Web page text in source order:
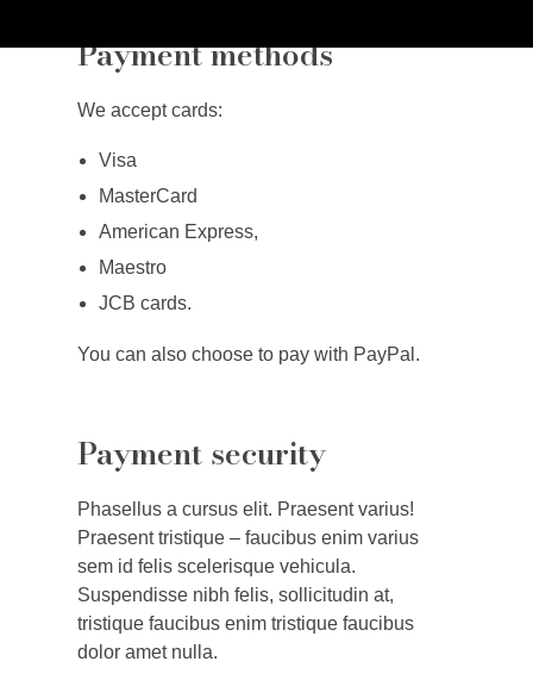
Noorsa
Payment methods
We accept cards:
Visa
MasterCard
American Express,
Maestro
JCB cards.
You can also choose to pay with PayPal.
Payment security
Phasellus a cursus elit. Praesent varius!
Praesent tristique – faucibus enim varius
sem id felis scelerisque vehicula.
Suspendisse nibh felis, sollicitudin at,
tristique faucibus enim tristique faucibus
dolor amet nulla.